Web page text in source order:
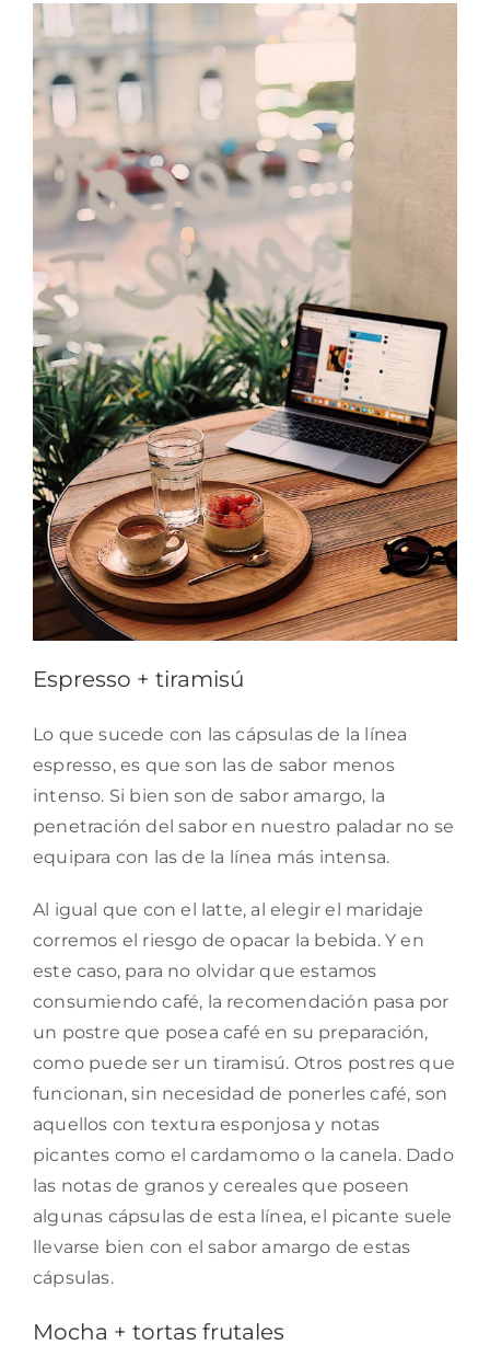
Espresso + tiramisú
Lo que sucede con las cápsulas de la línea
espresso, es que son las de sabor menos
intenso. Si bien son de sabor amargo, la
penetración del sabor en nuestro paladar no se
equipara con las de la línea más intensa.
Al igual que con el latte, al elegir el maridaje
corremos el riesgo de opacar la bebida. Y en
este caso, para no olvidar que estamos
consumiendo café, la recomendación pasa por
un postre que posea café en su preparación,
como puede ser un tiramisú. Otros postres que
funcionan, sin necesidad de ponerles café, son
aquellos con textura esponjosa y notas
picantes como el cardamomo o la canela. Dado
las notas de granos y cereales que poseen
algunas cápsulas de esta línea, el picante suele
llevarse bien con el sabor amargo de estas
cápsulas.
Mocha + tortas frutales